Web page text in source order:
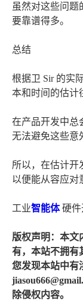
虽然对这些问题
要靠谱得多。
总结
根据卫 Sir 的实
本和时间的估计
在产品开发中总
无法避免这些意
所以，在估计开
以便能从容应对
工业智能体硬件
版权声明：本文
有，本站不拥有
您发现本站中有
除侵权内容。